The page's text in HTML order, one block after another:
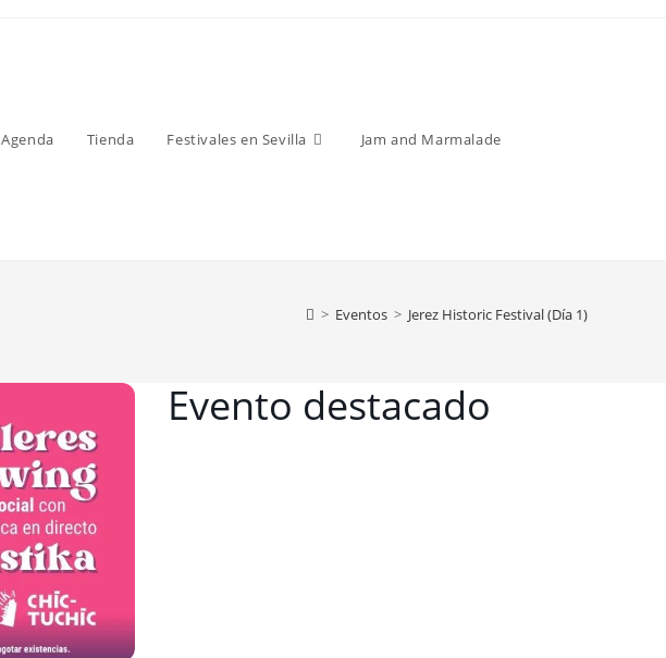
Agenda Tienda Festivales en Sevilla Jam and Marmalade
> Eventos > Jerez Historic Festival (Día 1)
Evento destacado